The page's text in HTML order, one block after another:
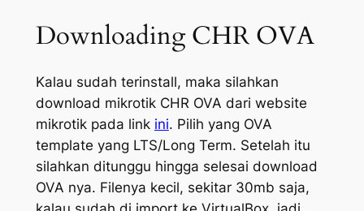
Downloading CHR OVA
Kalau sudah terinstall, maka silahkan
download mikrotik CHR OVA dari website
mikrotik pada link ini. Pilih yang OVA
template yang LTS/Long Term. Setelah itu
silahkan ditunggu hingga selesai download
OVA nya. Filenya kecil, sekitar 30mb saja,